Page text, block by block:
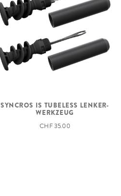
SYNCROS IS TUBELESS LENKER-
WERKZEUG
CHF 35.00